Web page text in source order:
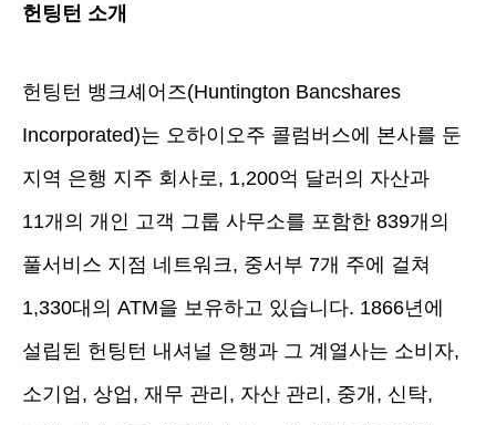
헌팅턴 소개
헌팅턴 뱅크셰어즈(Huntington Bancshares
Incorporated)는 오하이오주 콜럼버스에 본사를 둔
지역 은행 지주 회사로, 1,200억 달러의 자산과
11개의 개인 고객 그룹 사무소를 포함한 839개의
풀서비스 지점 네트워크, 중서부 7개 주에 걸쳐
1,330대의 ATM을 보유하고 있습니다. 1866년에
설립된 헌팅턴 내셔널 은행과 그 계열사는 소비자,
소기업, 상업, 재무 관리, 자산 관리, 중개, 신탁,